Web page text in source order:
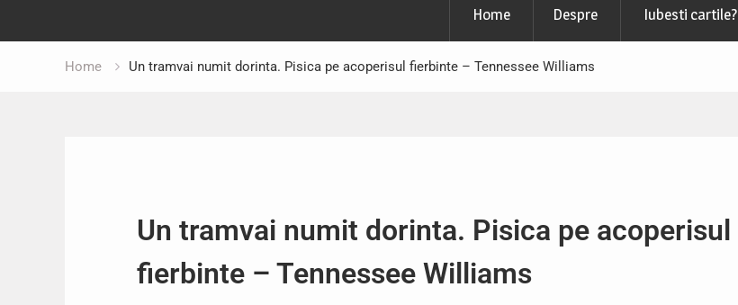
Home Despre Iubesti cartile?
Home Un tramvai numit dorinta. Pisica pe acoperisul fierbinte – Tennessee Williams
Un tramvai numit dorinta. Pisica pe acoperisul
fierbinte – Tennessee Williams